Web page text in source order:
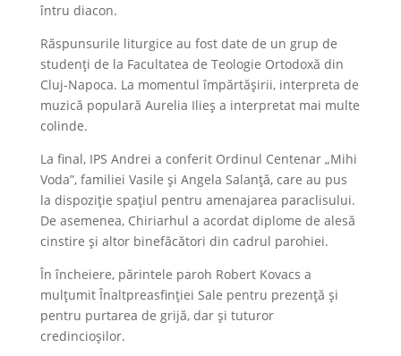
întru diacon.
Răspunsurile liturgice au fost date de un grup de
studenți de la Facultatea de Teologie Ortodoxă din
Cluj-Napoca. La momentul împărtășirii, interpreta de
muzică populară Aurelia Ilieș a interpretat mai multe
colinde.
La final, IPS Andrei a conferit Ordinul Centenar „Mihi
Voda”, familiei Vasile și Angela Salanță, care au pus
la dispoziție spațiul pentru amenajarea paraclisului.
De asemenea, Chiriarhul a acordat diplome de alesă
cinstire și altor binefăcători din cadrul parohiei.
În încheiere, părintele paroh Robert Kovacs a
mulțumit Înaltpreasfinției Sale pentru prezență și
pentru purtarea de grijă, dar și tuturor
credincioșilor.